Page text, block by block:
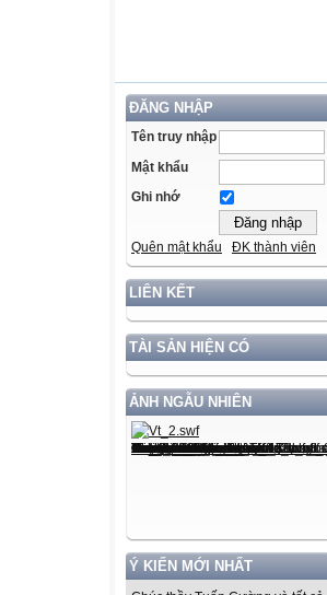
ĐĂNG NHẬP
Tên truy nhập
Mật khẩu
Ghi nhớ
Quên mật khẩu ĐK thành viên
LIÊN KẾT
TÀI SẢN HIỆN CÓ
ẢNH NGẪU NHIÊN
Ý KIẾN MỚI NHẤT